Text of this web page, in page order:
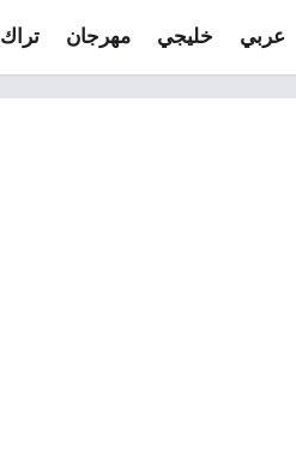
عربي خليجي مهرجان تراك